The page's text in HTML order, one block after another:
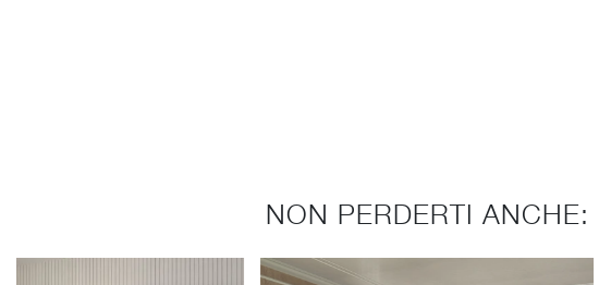
NON PERDERTI ANCHE: